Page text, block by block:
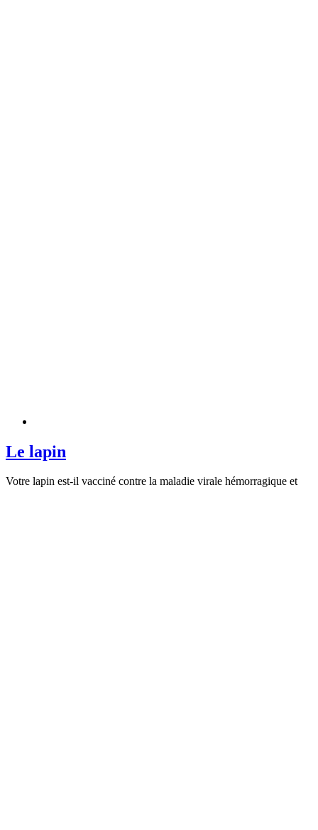
Le lapin
Votre lapin est-il vacciné contre la maladie virale hémorragique et